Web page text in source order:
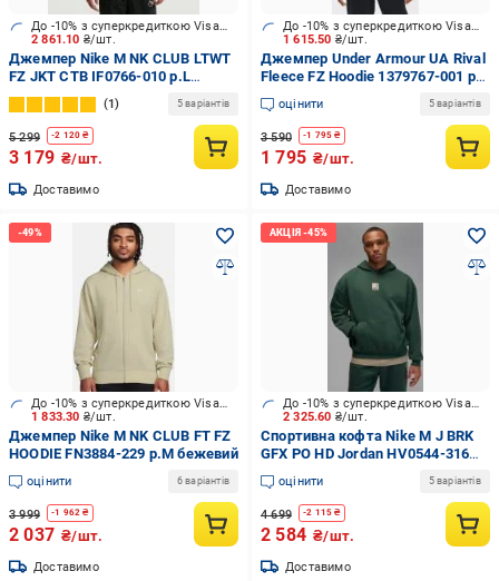
2 861.10 ₴/шт.
До -10% з суперкредиткою Visa Вигода
Джемпер Nike M NK CLUB LTWT
FZ JKT CTB IF0766-010 р.L
чорний
1 5 варіантів
5 299 -2 120 ₴
3 179 ₴/шт.
Доставимо
1 615.50 ₴/шт.
До -10% з суперкредиткою Visa Вигода
Джемпер Under Armour UA Rival
Fleece FZ Hoodie 1379767-001 р.L
чорний
оцінити 5 варіантів
3 590 -1 795 ₴
1 795 ₴/шт.
Доставимо
1 833.30 ₴/шт.
До -10% з суперкредиткою Visa Вигода
Джемпер Nike M NK CLUB FT FZ
HOODIE FN3884-229 р.M бежевий
оцінити 6 варіантів
3 999 -1 962 ₴
2 037 ₴/шт.
Доставимо
2 325.60 ₴/шт.
До -10% з суперкредиткою Visa Вигода
Спортивна кофта Nike M J BRK
GFX PO HD Jordan HV0544-316
р.L хакі
оцінити 5 варіантів
4 699 -2 115 ₴
2 584 ₴/шт.
Доставимо